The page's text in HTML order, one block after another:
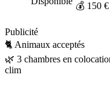
💰 150
Publicité
🐈 Animaux acceptés
🌿 3 chambres en
clim